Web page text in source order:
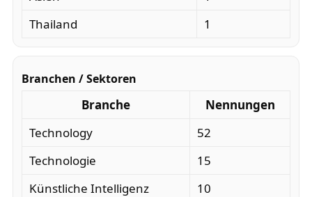
Thailand
1
Branchen / Sektoren
Branche
Nennungen
Technology
52
Technologie
15
Künstliche Intelligenz
10